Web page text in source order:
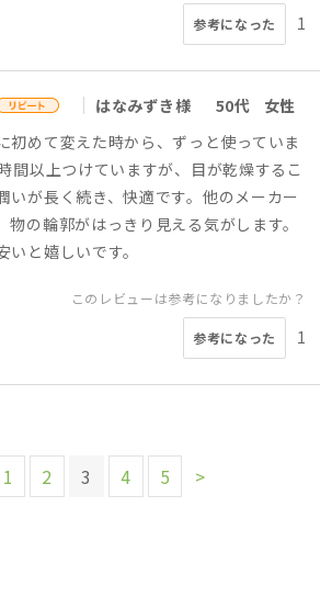
参考になった 1
はなみずき様 50代
女性
初めて変えた時から、ずっと使っていま
間以上つけていますが、目が乾燥するこ
いが長く続き、快適です。他のメーカー
物の輪郭がはっきり見える気がします。
と嬉しいです。
このレビューは参考になりましたか？
参考になった 1
1 2 3 4 5 >